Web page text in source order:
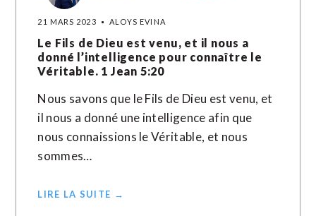
21 MARS 2023 ALOYS EVINA
Le Fils de Dieu est venu, et il nous a
donné l’intelligence pour connaître le
Véritable. 1 Jean 5:20
Nous savons que le Fils de Dieu est venu, et
il nous a donné une intelligence afin que
nous connaissions le Véritable, et nous
sommes…
LIRE LA SUITE →